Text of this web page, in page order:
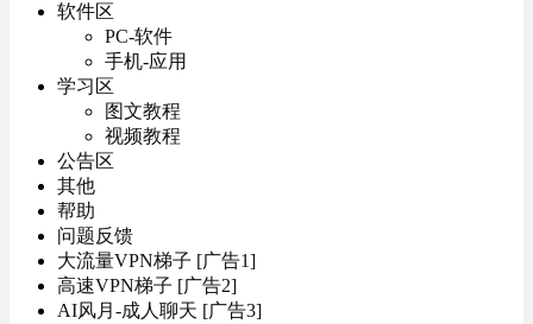
软件区
PC-软件
手机-应用
学习区
图文教程
视频教程
公告区
其他
帮助
问题反馈
大流量VPN梯子 [广告1]
高速VPN梯子 [广告2]
AI风月-成人聊天 [广告3]